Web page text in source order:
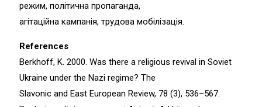
режим, політична пропаганда,
агітаційна кампанія, трудова мобілізація.
References
Berkhoff, K. 2000. Was there a religious revival in Soviet
Ukraine under the Nazi regime? The
Slavonic and East European Review, 78 (3), 536–567.